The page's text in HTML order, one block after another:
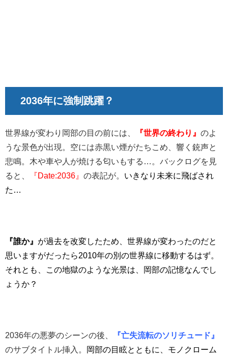
2036年に強制跳躍？
世界線が変わり岡部の目の前には、 『世界の終わり』 のよ
うな景色が出現。空には赤黒い煙がたちこめ、響く銃声と
悲鳴。木や車や人が焼ける匂いもする…。バックログを見
ると、
『Date:2036』 の表記が。 いきなり未来に飛ばされ
た…
『誰か』 が過去を改変したため、世界線が変わったのだと
思いますがだったら2010年の別の世界線に移動するはず。
それとも、この地獄のような光景は、岡部の記憶なんでし
ょうか？
2036年の悪夢のシーンの後、
『亡失流転のソリチュード』
のサブタイトル挿入。
岡部の目眩とともに、モノクローム